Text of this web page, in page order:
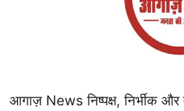
आगाज़ News निष्पक्ष, निर्भीक